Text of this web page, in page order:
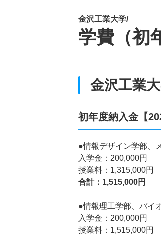
金沢工業大学/
学費（初
金沢工業
初年度納入金【
●情報デザイン学部、
入学金：200,000円
授業料：1,315,000円
合計：1,515,000円
●情報理工学部、バイ
入学金：200,000円
授業料：1,515,000円